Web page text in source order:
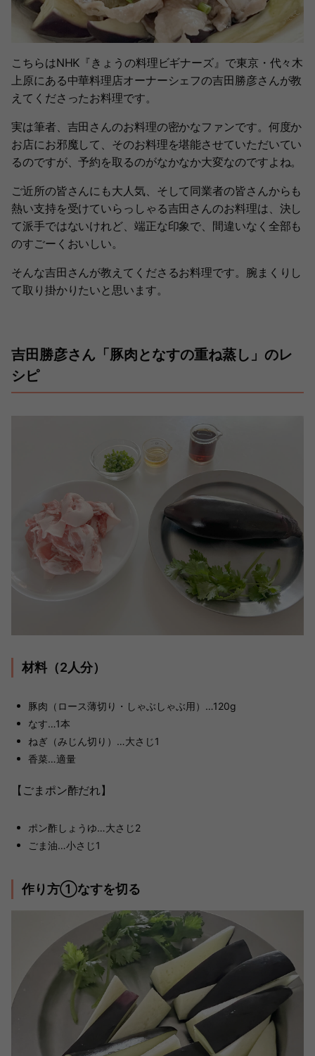
こちらはNHK『きょうの料理ビギナーズ』で東京・代々木
上原にある中華料理店オーナーシェフの吉田勝彦さんが教
えてくださったお料理です。
実は筆者、吉田さんのお料理の密かなファンです。何度か
お店にお邪魔して、そのお料理を堪能させていただいてい
るのですが、予約を取るのがなかなか大変なのですよね。
ご近所の皆さんにも大人気、そして同業者の皆さんからも
熱い支持を受けていらっしゃる吉田さんのお料理は、決し
て派手ではないけれど、端正な印象で、間違いなく全部も
のすごーくおいしい。
そんな吉田さんが教えてくださるお料理です。腕まくりし
て取り掛かりたいと思います。
吉田勝彦さん「豚肉となすの重ね蒸し」のレ
シピ
材料（2人分）
豚肉（ロース薄切り・しゃぶしゃぶ用）…120g
なす…1本
ねぎ（みじん切り）…大さじ1
香菜…適量
【ごまポン酢だれ】
ポン酢しょうゆ…大さじ2
ごま油…小さじ1
作り方①なすを切る